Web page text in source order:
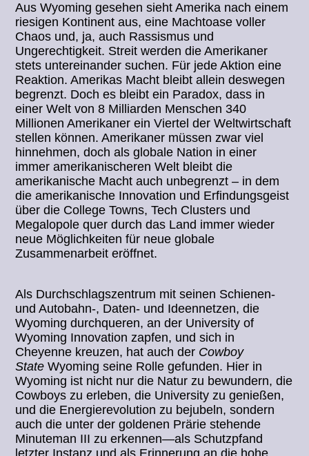
Aus Wyoming gesehen sieht Amerika nach einem
riesigen Kontinent aus, eine Machtoase voller
Chaos und, ja, auch Rassismus und
Ungerechtigkeit. Streit werden die Amerikaner
stets untereinander suchen. Für jede Aktion eine
Reaktion. Amerikas Macht bleibt allein deswegen
begrenzt. Doch es bleibt ein Paradox, dass in
einer Welt von 8 Milliarden Menschen 340
Millionen Amerikaner ein Viertel der Weltwirtschaft
stellen können. Amerikaner müssen zwar viel
hinnehmen, doch als globale Nation in einer
immer amerikanischeren Welt bleibt die
amerikanische Macht auch unbegrenzt – in dem
die amerikanische Innovation und Erfindungsgeist
über die College Towns, Tech Clusters und
Megalopole quer durch das Land immer wieder
neue Möglichkeiten für neue globale
Zusammenarbeit eröffnet.
Als Durchschlagszentrum mit seinen Schienen-
und Autobahn-, Daten- und Ideennetzen, die
Wyoming durchqueren, an der University of
Wyoming Innovation zapfen, und sich in
Cheyenne kreuzen, hat auch der Cowboy
State Wyoming seine Rolle gefunden. Hier in
Wyoming ist nicht nur die Natur zu bewundern, die
Cowboys zu erleben, die University zu genießen,
und die Energierevolution zu bejubeln, sondern
auch die unter der goldenen Prärie stehende
Minuteman III zu erkennen—als Schutzpfand